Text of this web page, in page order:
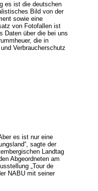
es ist die deutschen
Bild von der
sowie eine
von Fotofallen ist
Daten über die bei uns
die in
Verbraucherschutz
es ist nur eine
sagte der
Landtag
Abgeordneten am
„Tour de
NABU mit seiner